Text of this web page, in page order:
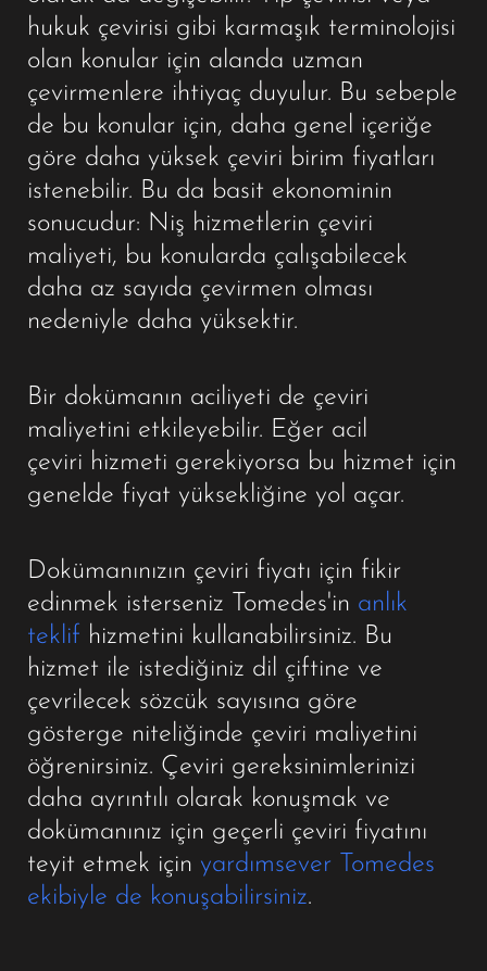
hukuk çevirisi gibi karmaşık terminolojisi
olan konular için alanda uzman
çevirmenlere ihtiyaç duyulur. Bu sebeple
de bu konular için, daha genel içeriğe
göre daha yüksek çeviri birim fiyatları
istenebilir. Bu da basit ekonominin
sonucudur: Niş hizmetlerin çeviri
maliyeti, bu konularda çalışabilecek
daha az sayıda çevirmen olması
nedeniyle daha yüksektir.
Bir dokümanın aciliyeti de çeviri
maliyetini etkileyebilir. Eğer acil
çeviri hizmeti gerekiyorsa bu hizmet için
genelde fiyat yüksekliğine yol açar.
Dokümanınızın çeviri fiyatı için fikir
edinmek isterseniz Tomedes'in anlık
teklif hizmetini kullanabilirsiniz. Bu
hizmet ile istediğiniz dil çiftine ve
çevrilecek sözcük sayısına göre
gösterge niteliğinde çeviri maliyetini
öğrenirsiniz. Çeviri gereksinimlerinizi
daha ayrıntılı olarak konuşmak ve
dokümanınız için geçerli çeviri fiyatını
teyit etmek için yardımsever Tomedes
ekibiyle de konuşabilirsiniz.